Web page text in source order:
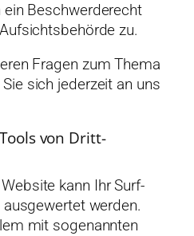
Beschwerderecht
zu.
Fragen zum Thema
sich jederzeit an uns
von Dritt­
kann Ihr Surf-
werden.
mit sogenannten